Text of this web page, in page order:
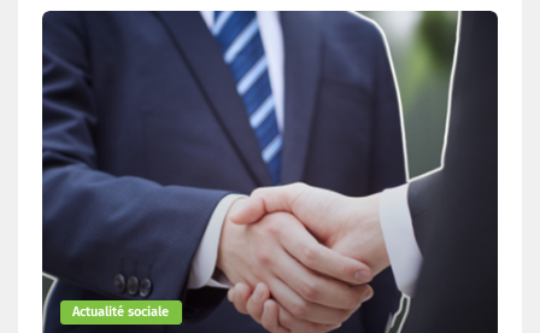
Dernières actualités
Actualité sociale